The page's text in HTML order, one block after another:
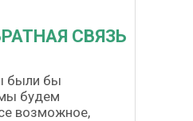
СВЯЗЬ
были бы
будем
возможное,